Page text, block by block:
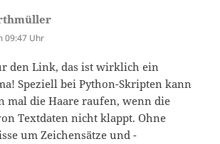
09:47 Uhr
den Link, das ist wirklich ein
Speziell bei Python-Skripten kann
mal die Haare raufen, wenn die
Textdaten nicht klappt. Ohne
um Zeichensätze und -